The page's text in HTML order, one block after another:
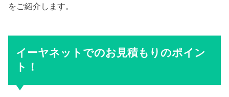
をご紹介します。
イーヤネットでのお見積もりのポイン
ト！